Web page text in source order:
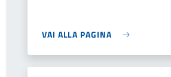
VAI ALLA PAGINA